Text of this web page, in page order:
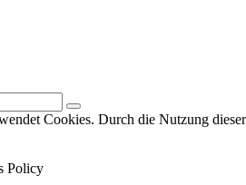
Cookies. Durch die Nutzung
Policy